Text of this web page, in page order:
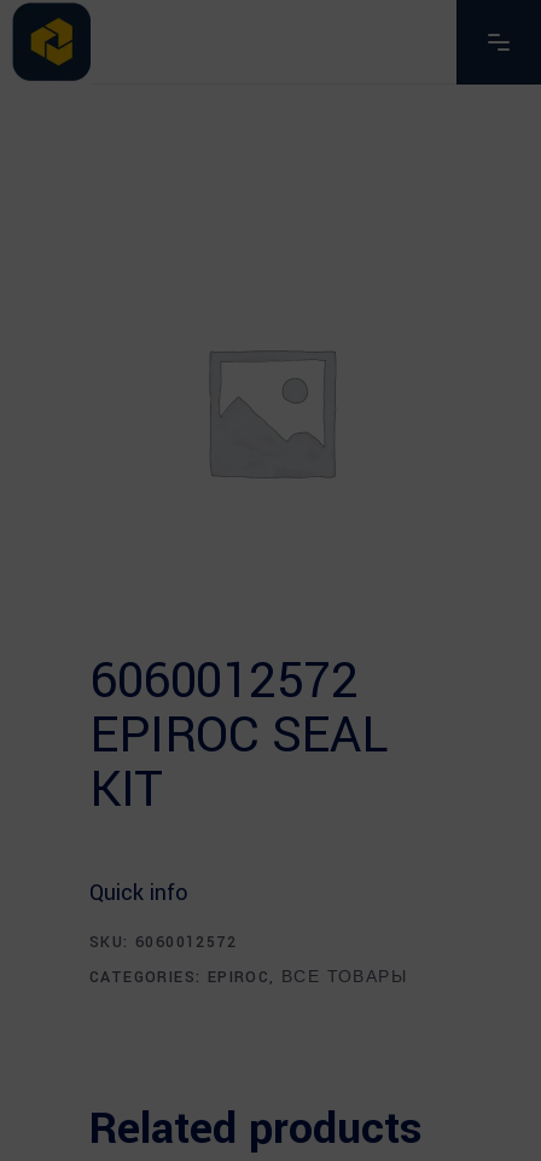
6060012572
EPIROC SEAL
KIT
Quick info
SKU: 6060012572
CATEGORIES: EPIROC, ВСЕ ТОВАРЫ
Related products